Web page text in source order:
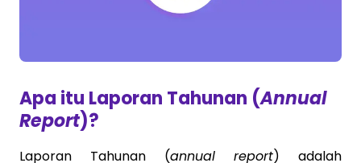
Apa itu Laporan Tahunan (Annual
Report)?
Laporan Tahunan (annual report) adalah